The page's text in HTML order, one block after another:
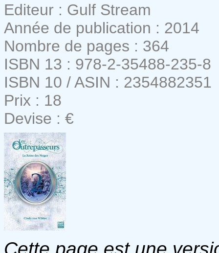
Editeur : Gulf Stream
Année de publication : 2014
Nombre de pages : 364
ISBN 13 : 978-2-35488-235-8
ISBN 10 / ASIN : 2354882351
Prix : 18
Devise : €
Cette page est une